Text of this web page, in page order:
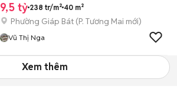
9,5 tỷ 238 tr/m² 40 m²
Phường Giáp Bát (P. Tương Mai mới)
Vũ Thị Nga
Xem thêm